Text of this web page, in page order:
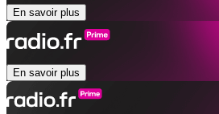
En savoir plus
En savoir plus